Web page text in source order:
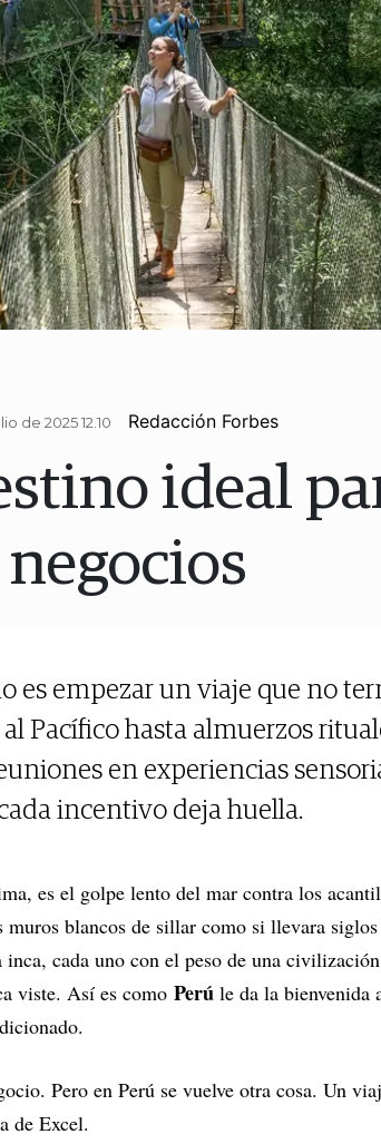
de 2025 12.10 Redacción Forbes
ideal
negocios
es empezar un viaje que no
Pacífico hasta almuerzos
en experiencias
incentivo deja huella.
es el golpe lento del mar contra los
blancos de sillar como si llevara
inca, cada uno con el peso de una
viste. Así es como Perú le da la bienvenida
Pero en Perú se vuelve otra cosa. Un
de Excel.